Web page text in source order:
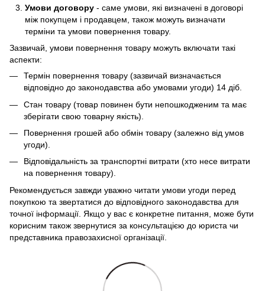
Умови договору - саме умови, які визначені в договорі
між покупцем і продавцем, також можуть визначати
терміни та умови повернення товару.
Зазвичай, умови повернення товару можуть включати такі
аспекти:
Термін повернення товару (зазвичай визначається
відповідно до законодавства або умовами угоди) 14 діб.
Стан товару (товар повинен бути непошкодженим та має
зберігати свою товарну якість).
Повернення грошей або обмін товару (залежно від умов
угоди).
Відповідальність за транспортні витрати (хто несе витрати
на повернення товару).
Рекомендується завжди уважно читати умови угоди перед
покупкою та звертатися до відповідного законодавства для
точної інформації. Якщо у вас є конкретне питання, може бути
корисним також звернутися за консультацією до юриста чи
представника правозахисної організації.